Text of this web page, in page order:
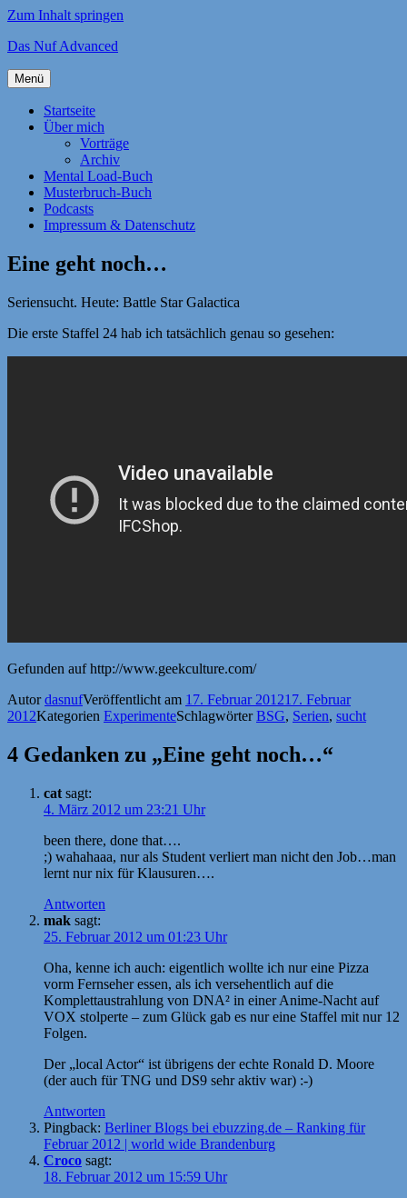
Zum Inhalt springen
Das Nuf Advanced
Menü
Startseite
Über mich
Vorträge
Archiv
Mental Load-Buch
Musterbruch-Buch
Podcasts
Impressum & Datenschutz
Eine geht noch…
Seriensucht. Heute: Battle Star Galactica
Die erste Staffel 24 hab ich tatsächlich genau so gesehen:
Gefunden auf http://www.geekculture.com/
AutordasnufVeröffentlicht am 17. Februar 201217. Februar
2012Kategorien ExperimenteSchlagwörterBSG, Serien, sucht
4 Gedanken zu „Eine geht noch…“
cat sagt:
4. März 2012 um 23:21 Uhr
been there, done that….
;) wahahaaa, nur als Student verliert man nicht den Job…man
lernt nur nix für Klausuren….
Antworten
mak sagt:
25. Februar 2012 um 01:23 Uhr
Oha, kenne ich auch: eigentlich wollte ich nur eine Pizza
vorm Fernseher essen, als ich versehentlich auf die
Komplettaustrahlung von DNA² in einer Anime-Nacht auf
VOX stolperte – zum Glück gab es nur eine Staffel mit nur 12
Folgen.
Der „local Actor“ ist übrigens der echte Ronald D. Moore
(der auch für TNG und DS9 sehr aktiv war) :-)
Antworten
Pingback: Berliner Blogs bei ebuzzing.de – Ranking für
Februar 2012 | world wide Brandenburg
Croco sagt:
18. Februar 2012 um 15:59 Uhr